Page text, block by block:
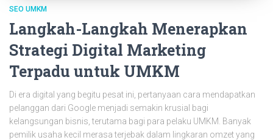
SEO UMKM
Langkah-Langkah Menerapkan
Strategi Digital Marketing
Terpadu untuk UMKM
Di era digital yang begitu pesat ini, pertanyaan cara mendapatkan
pelanggan dari Google menjadi semakin krusial bagi
kelangsungan bisnis, terutama bagi para pelaku UMKM. Banyak
pemilik usaha kecil merasa terjebak dalam lingkaran omzet yang